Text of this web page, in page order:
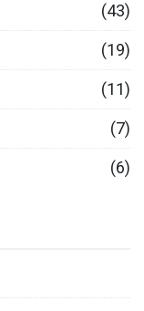
(43)
(19)
(11)
(7)
(6)